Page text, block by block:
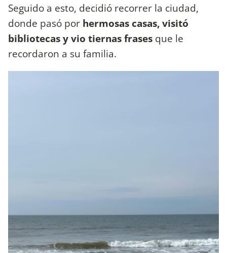
Seguido a esto, decidió recorrer la ciudad,
donde pasó por hermosas casas, visitó
bibliotecas y vio tiernas frases que le
recordaron a su familia.